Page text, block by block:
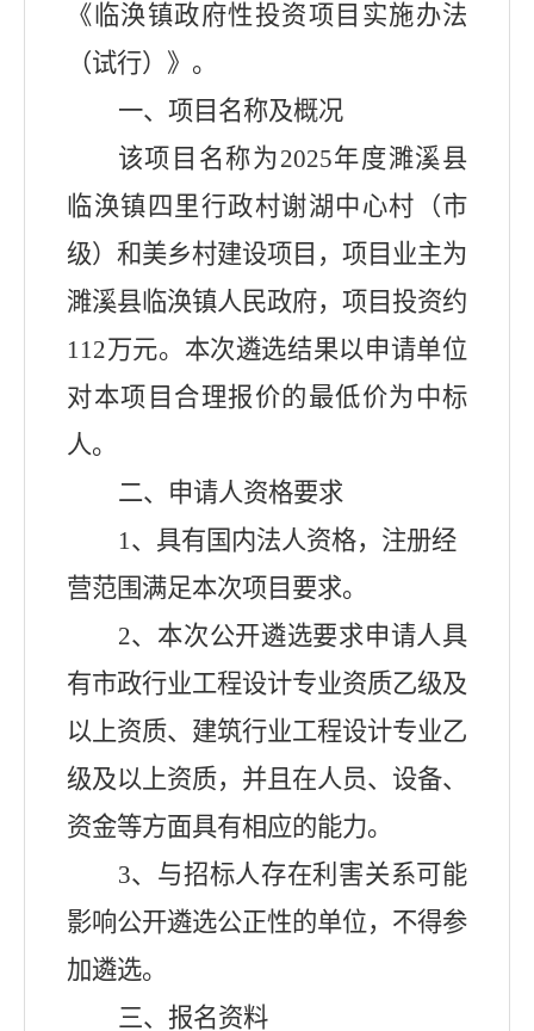
《临涣镇政府性投资项目实施办法
（试行）》。
一、项目名称及概况
该项目名称为2025年度濉溪县
临涣镇 四里行政村谢湖 中心村（市
级）和美乡村建设项目 ，项目业主为
濉溪县临涣镇人民政府，项目投资约
112万元。本次遴选结果以申请单位
对本项目合理报价的最低价为中标
人。
二、申请人资格要求
1、具有国内法人资格，注册经
营范围满足本次项目要求。
2、本次公开遴选要求申请人具
有市政行业工程设计专业资质乙级及
以上资质、建筑行业工程设计专业乙
级及以上资质，并且在人员、设备、
资金等方面具有相应的能力。
3、与招标人存在利害关系可能
影响公开遴选公正性的单位，不得参
加遴选。
三、报名资料